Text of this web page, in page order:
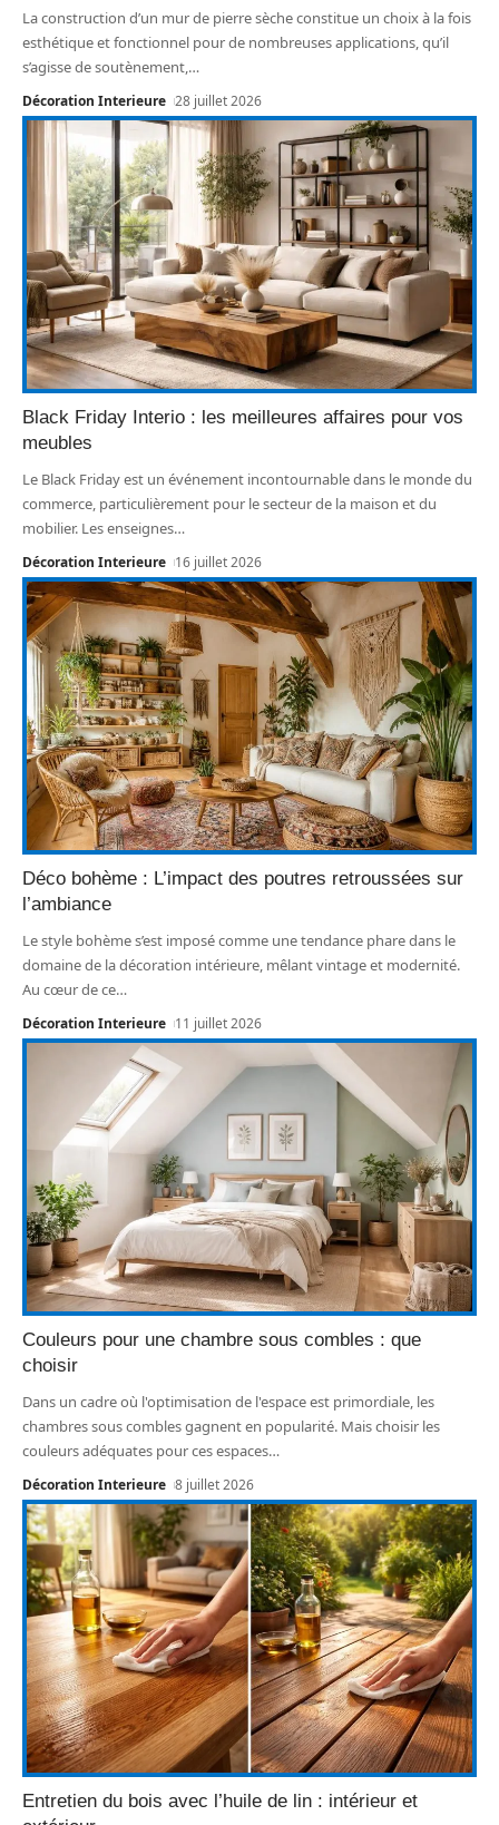
La construction d’un mur de pierre sèche constitue un choix à la fois
esthétique et fonctionnel pour de nombreuses applications, qu’il
s’agisse de soutènement,…
Décoration Interieure 28 juillet 2026
Black Friday Interio : les meilleures affaires pour vos
meubles
Le Black Friday est un événement incontournable dans le monde du
commerce, particulièrement pour le secteur de la maison et du
mobilier. Les enseignes…
Décoration Interieure 16 juillet 2026
Déco bohème : L’impact des poutres retroussées sur
l’ambiance
Le style bohème s’est imposé comme une tendance phare dans le
domaine de la décoration intérieure, mêlant vintage et modernité.
Au cœur de ce…
Décoration Interieure 11 juillet 2026
Couleurs pour une chambre sous combles : que
choisir
Dans un cadre où l'optimisation de l'espace est primordiale, les
chambres sous combles gagnent en popularité. Mais choisir les
couleurs adéquates pour ces espaces…
Décoration Interieure 8 juillet 2026
Entretien du bois avec l’huile de lin : intérieur et